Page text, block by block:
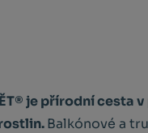
je přírodní cesta
Balkónové a